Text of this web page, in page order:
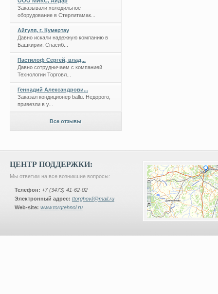
Заказывали холодильное
оборудование в Стерлитамак...
Айгуля, г. Кумертау
Давно искали надежную компанию в
Башкирии. Спасиб...
Пастилоф Сергей, влад...
Давно сотрудничаем с компанией
Технологии Торговл...
Геннадий Александрови...
Заказал кондиционер ballu. Недорого,
привезли в у...
Все отзывы
ЦЕНТР ПОДДЕРЖКИ:
Мы ответим на все возникшие вопросы:
Телефон: +7 (3473) 41-62-02
Электронный адрес: ttorghovli@mail.ru
Web-site: www.torgtehnol.ru